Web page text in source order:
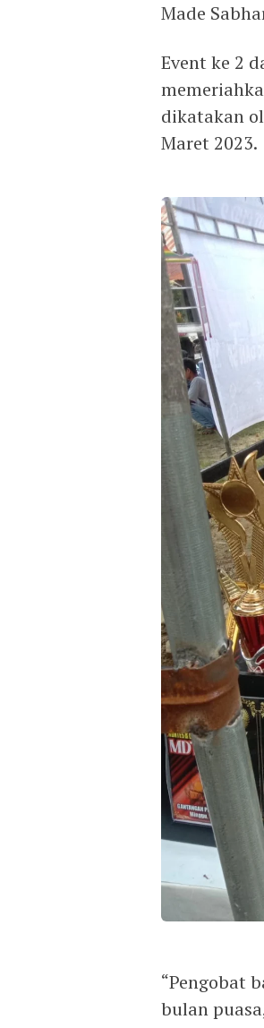
Made
Event ke 2
dikatakan
Maret 2023.
“Pengobat
bulan